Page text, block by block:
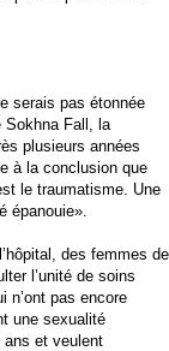
serais pas étonnée
Sokhna Fall, la
plusieurs années
à la conclusion que
le traumatisme. Une
épanouie».
des femmes de
l’unité de soins
n’ont pas encore
une sexualité
ans et veulent